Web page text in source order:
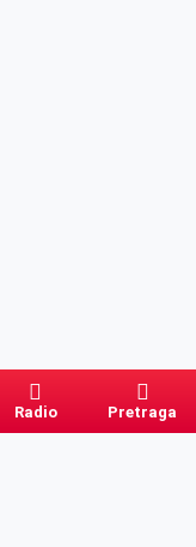
Radio Pretraga